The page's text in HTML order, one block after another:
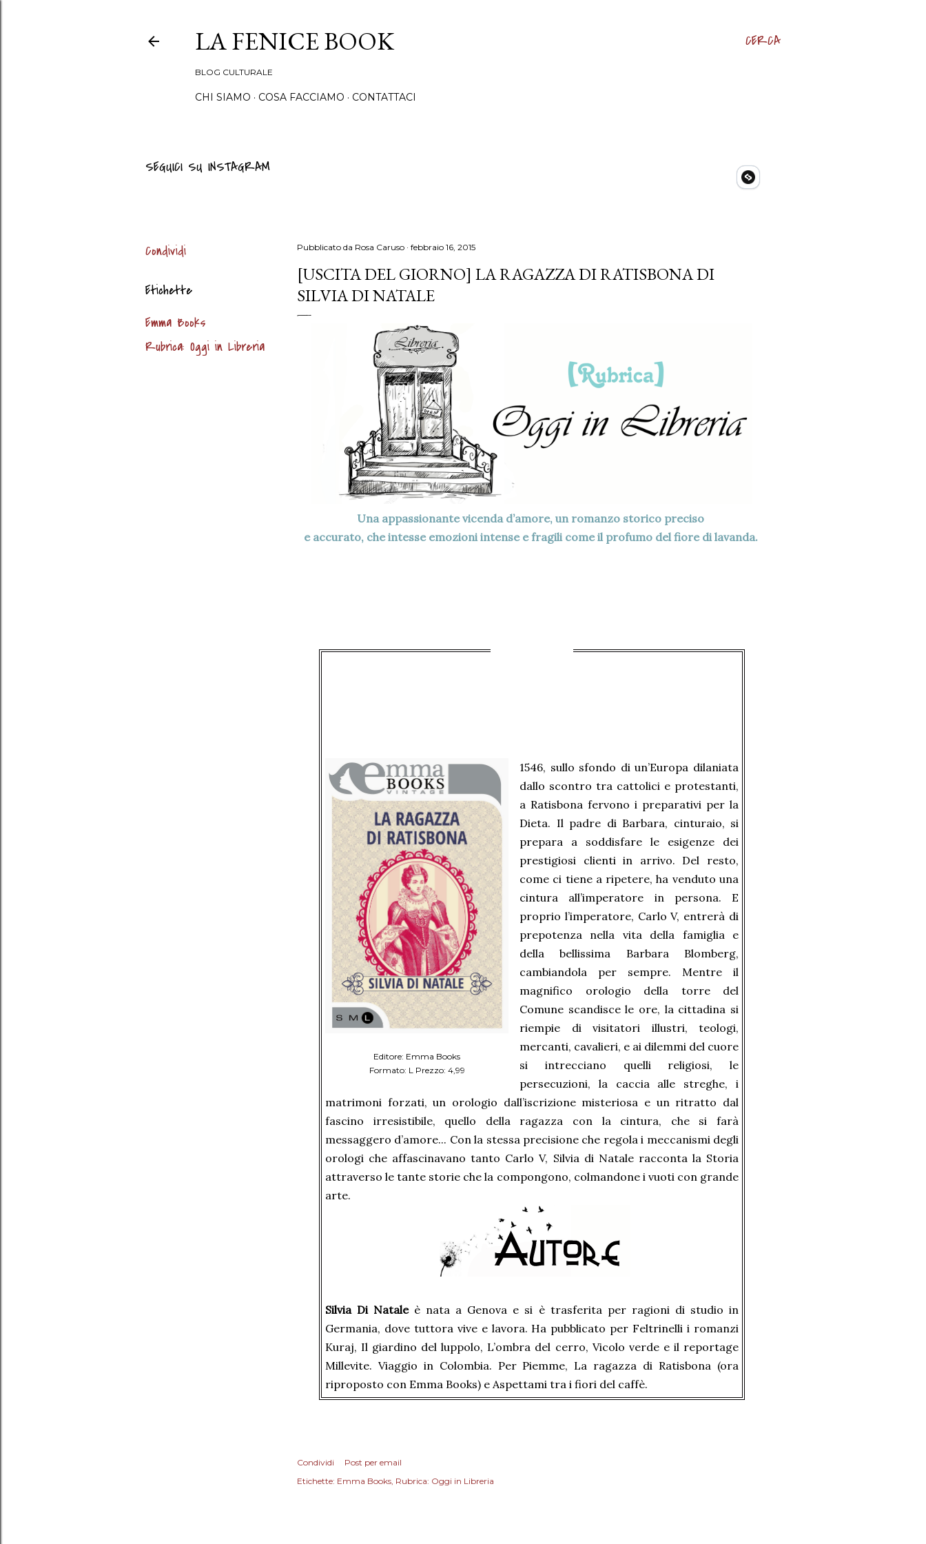
CERCA
LA FENICE BOOK
BLOG CULTURALE
CHI SIAMO COSA FACCIAMO CONTATTACI
SEGUICI SU INSTAGRAM
Condividi
Etichette
Emma Books
Rubrica: Oggi in Libreria
Pubblicato da Rosa Caruso febbraio 16, 2015
[USCITA DEL GIORNO] LA RAGAZZA DI RATISBONA DI
SILVIA DI NATALE​
Una appassionante vicenda d’amore, un romanzo storico preciso
e accurato, che intesse emozioni intense e fragili come il profumo del fiore di lavanda.
Editore: Emma Books
Formato: L Prezzo: 4,99
1546, sullo sfondo di un’Europa dilaniata
dallo scontro tra cattolici e protestanti,
a Ratisbona fervono i preparativi per la
Dieta. Il padre di Barbara, cinturaio, si
prepara a soddisfare le esigenze dei
prestigiosi clienti in arrivo. Del resto,
come ci tiene a ripetere, ha venduto una
cintura all’imperatore in persona. E
proprio l’imperatore, Carlo V, entrerà di
prepotenza nella vita della famiglia e
della bellissima Barbara Blomberg,
cambiandola per sempre. Mentre il
magnifico orologio della torre del
Comune scandisce le ore, la cittadina si
riempie di visitatori illustri, teologi,
mercanti, cavalieri, e ai dilemmi del cuore
si intrecciano quelli religiosi, le
persecuzioni, la caccia alle streghe, i
matrimoni forzati, un orologio dall’iscrizione misteriosa e un ritratto dal
fascino irresistibile, quello della ragazza con la cintura, che si farà
messaggero d’amore... Con la stessa precisione che regola i meccanismi degli
orologi che affascinavano tanto Carlo V, Silvia di Natale racconta la Storia
attraverso le tante storie che la compongono, colmandone i vuoti con grande
arte.
Silvia Di Nataleè nata a Genova e si è trasferita per ragioni di studio in
Germania, dove tuttora vive e lavora. Ha pubblicato per Feltrinelli i romanzi
Kuraj, Il giardino del luppolo, L’ombra del cerro, Vicolo verde e il reportage
Millevite. Viaggio in Colombia. Per Piemme, La ragazza di Ratisbona (ora
riproposto con Emma Books) e Aspettami tra i fiori del caffè.
Condividi
Post per email
Etichette: Emma Books Rubrica: Oggi in Libreria